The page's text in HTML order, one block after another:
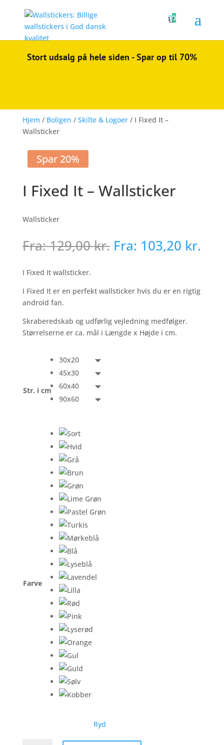
0
Stort udsalg på hele siden - Spar op til 70%
Hjem / Boligen / Skilte & Logoer/ I Fixed It –
Wallsticker
Spar 20%
I Fixed It – Wallsticker
Wallsticker
Fra:129,00kr. Fra: 103,20 kr.
I Fixed It wallsticker.
I Fixed It er en perfekt wallsticker hvis du er en rigtig
android fan.
Skraberedskab og udførlig vejledning medfølger.
Størrelserne er ca. mål i Længde x Højde i cm.
Str. i cm
30x20
45x30
60x40
90x60
Farve
Ryd